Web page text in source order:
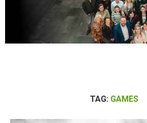
TAG: GAMES